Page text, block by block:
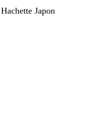
Hachette Japon